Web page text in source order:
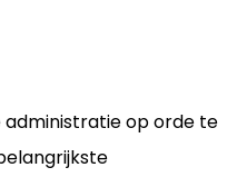
administratie op orde te